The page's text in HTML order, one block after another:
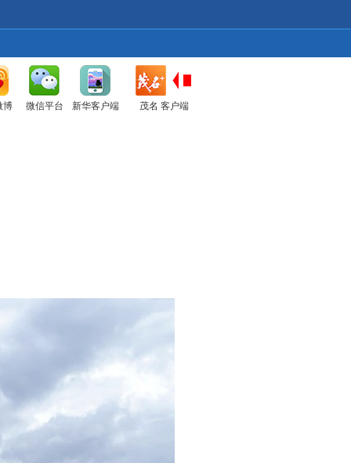
博 微信平台 新华客户端 茂名 客户端